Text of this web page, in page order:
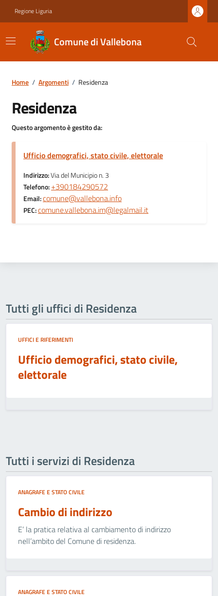
Regione Liguria
Comune di Vallebona
Home / Argomenti / Residenza
Residenza
Questo argomento è gestito da:
Ufficio demografici, stato civile, elettorale
Indirizzo:Via del Municipio n. 3
Telefono:+390184290572
Email:comune@vallebona.info
PEC:comune.vallebona.im@legalmail.it
Tutti gli uffici di Residenza
UFFICI E RIFERIMENTI
Ufficio demografici, stato civile,
elettorale
Tutti i servizi di Residenza
ANAGRAFE E STATO CIVILE
Cambio di indirizzo
E’ la pratica relativa al cambiamento di indirizzo
nell’ambito del Comune di residenza.
ANAGRAFE E STATO CIVILE